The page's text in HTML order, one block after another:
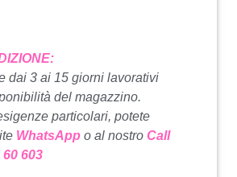
dai 3 ai 15 giorni lavorativi
del magazzino.
particolari, potete
WhatsApp o al nostro Call
603